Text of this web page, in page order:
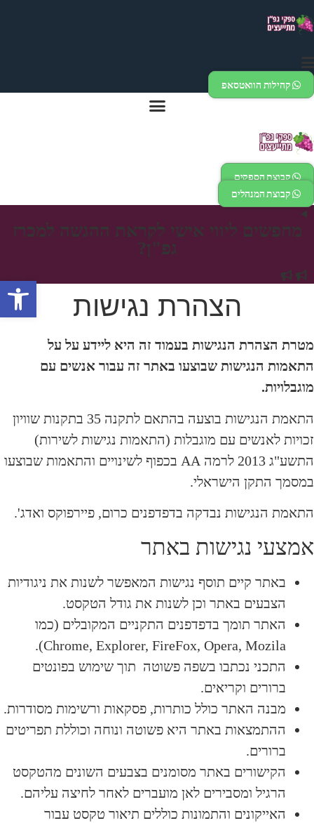
לתוכן
קהילות הוואטסאפ
קבוצת הספקים
קבוצת המנהלים
מחפשים ליווי אישי לקראת ההגשה למכרז
גפ"ן?
הצהרת נגישות
מטרת הצהרת הנגישות בעמוד זה היא ליידע על על
התאמות הנגישות שבוצעו באתר זה עבור אנשים עם
מוגבלויות.
התאמת הנגישות בוצעה בהתאם לתקנה 35 בתקנות שוויון
זכויות לאנשים עם מוגבלות (התאמות נגישות לשירות)
התשע"ג 2013 לרמה AA בכפוף לשינויים והתאמות שבוצעו
במסמך התקן הישראלי.
התאמת הנגישות נבדקה בדפדפנים כרום, פיירפוקס ואדג'.
אמצעי נגישות באתר
באתר קיים תוסף נגישות המאפשר לשנות את ניגודיות
הצבעים באתר וכן לשנות את גודל הטקסט.
האתר תומך בדפדפנים התקניים המקובלים (כמו
Chrome, Explorer, FireFox, Opera, Mozila).
התכני נכתבו בשפה פשוטה תוך שימוש בפונטים
ברורים וקריאים.
מבנה האתר כולל כותרות, פסקאות ורשימות מסודרות.
ההתמצאות באתר היא פשוטה ונוחה וכוללת תפריטים
ברורים.
הקישורים באתר מסומנים בצבעים השונים מהטקסט
הרגיל ומסבירים לאן מועברים לאחר לחיצה עליהם.
האייקונים והתמונות כוללים תיאור טקסט עבור